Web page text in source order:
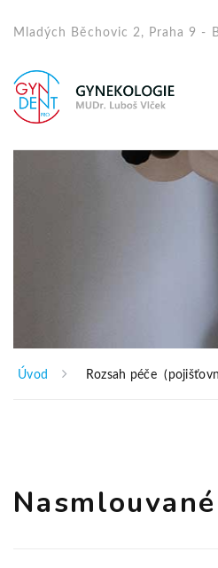
Mladých Běchovic 2, Praha 9 -
Úvod Rozsah péče